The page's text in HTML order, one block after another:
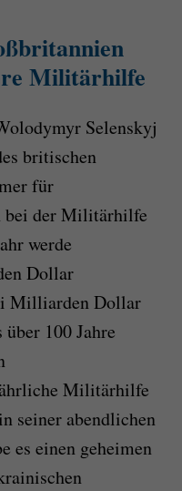
Militärhilfe
Selenskyj
britischen
für
bei der Militärhilfe
werde
Dollar
Milliarden Dollar
100 Jahre
Militärhilfe
seiner abendlichen
es einen geheimen